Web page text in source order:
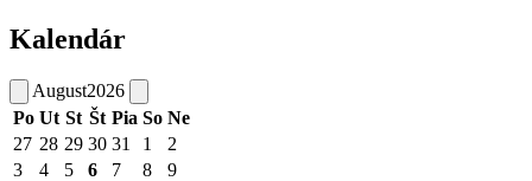
Kalendár
August2026
Po Ut St Št Pia So Ne
27 28 29 30 31 1
2
3
4 5 6 7 8
9